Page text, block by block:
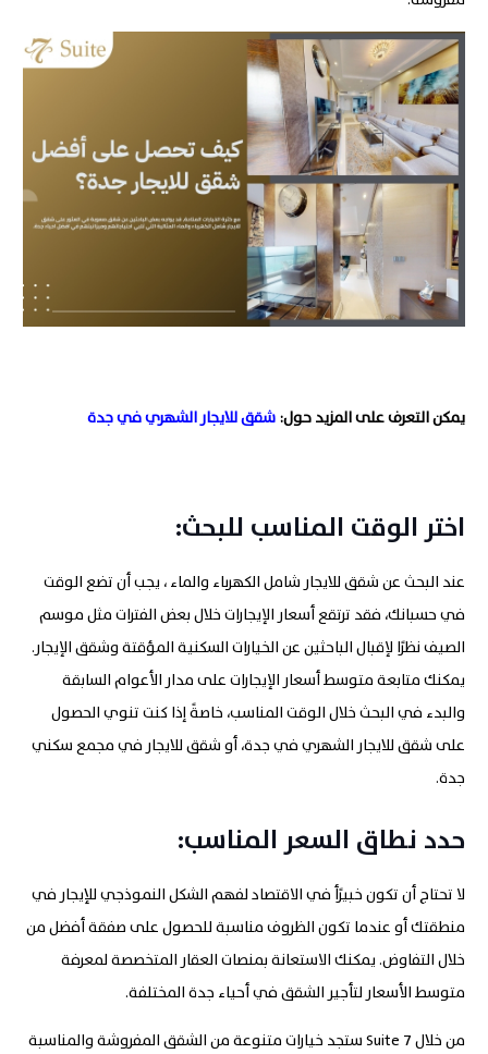
يمكن التعرف على المزيد حول:شقق للايجار الشهري في جدة
اختر الوقت المناسب للبحث:
عند البحث عن شقق للايجار شامل الكهرباء والماء ، يجب أن تضع الوقت
في حسبانك، فقد ترتقع أسعار الإيجارات خلال بعض الفترات مثل موسم
الصيف نظرًا لإقبال الباحثين عن الخيارات السكنية المؤقتة وشقق الإيجار.
يمكنك متابعة متوسط أسعار الإيجارات على مدار الأعوام السابقة
والبدء في البحث خلال الوقت المناسب، خاصةً إذا كنت تنوي الحصول
على شقق للايجار الشهري في جدة، أو شقق للايجار في مجمع سكني
جدة.
حدد نطاق السعر المناسب:
لا تحتاج أن تكون خبيرًأ في الاقتصاد لفهم الشكل النموذجي للإيجار في
منطقتك أو عندما تكون الظروف مناسبة للحصول على صفقة أفضل من
خلال التفاوض. يمكنك الاستعانة بمنصات العقار المتخصصة لمعرفة
متوسط الأسعار لتأجير الشقق في أحياء جدة المختلفة.
من خلال 7
Suiteستجد خيارات متنوعة من الشقق المفروشة والمناسبة